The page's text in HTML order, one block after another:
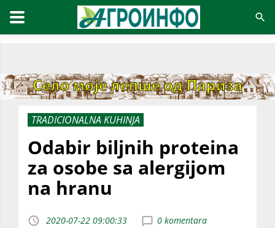
TRADICIONALNA KUHINJA
Odabir biljnih proteina
za osobe sa alergijom
na hranu
2020-07-22 09:00:33
0 komentara